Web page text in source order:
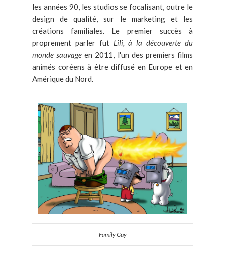
les années 90, les studios se focalisant, outre le
design de qualité, sur le marketing et les
créations familiales. Le premier succès à
proprement parler fut Lili, à la découverte du
monde sauvage en 2011, l'un des premiers films
animés coréens à être diffusé en Europe et en
Amérique du Nord.
Family Guy